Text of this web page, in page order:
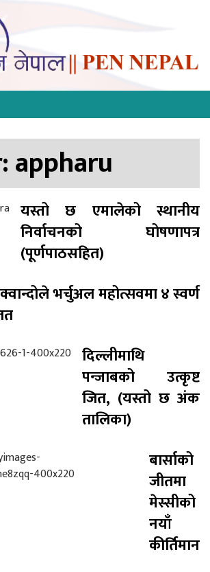
appharu
यस्तो छ एमालेको स्थानीय
निर्वाचनको घोषणापत्र
(पूर्णपाठसहित)
भर्चुअल महोत्सवमा ४ स्वर्ण
दिल्लीमाथि
पन्जाबको उत्कृष्ट
जित, (यस्तो छ अंक
तालिका)
बार्साको
जीतमा
मेस्सीको
नयाँ
कीर्तिमान